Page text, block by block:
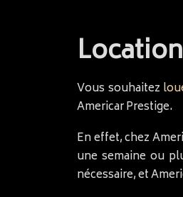
Vous souhaitez
Americar Prestige.
En effet, chez
une semaine ou
nécessaire, et